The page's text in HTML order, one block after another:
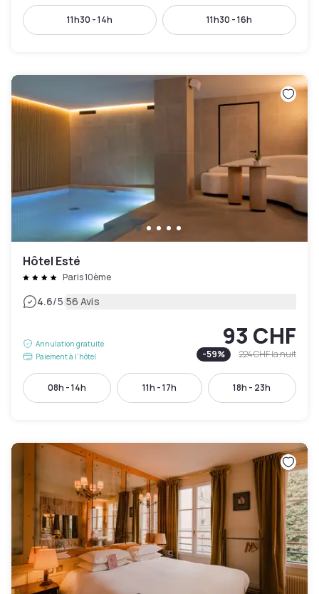
11h30 - 14h 11h30 - 16h
Hôtel Esté
Paris 10ème
4.6/5|56 Avis
Annulation gratuite
Paiement à l'hôtel
93 CHF
-59% 224 CHFla nuit
08h - 14h 11h - 17h 18h - 23h